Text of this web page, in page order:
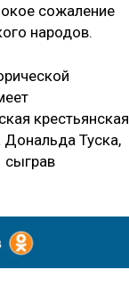
сожаление
народов.
крестьянская
Дональда Туска,
сыграв